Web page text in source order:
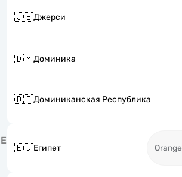
🇯🇪Джерси
🇩🇲Доминика
🇩🇴Доминиканская Республика
Е
🇪🇬Египет Orange